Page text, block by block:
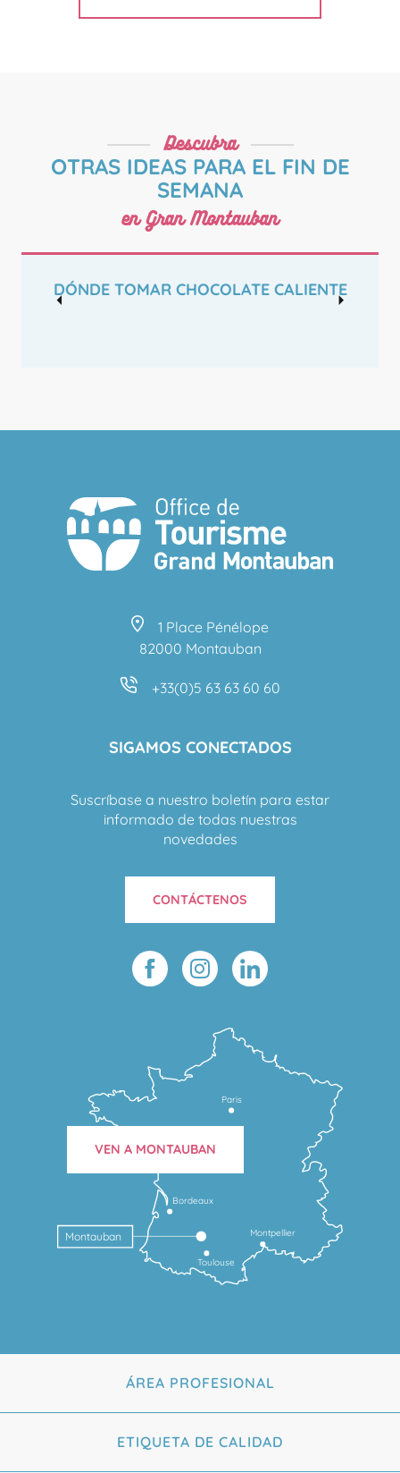
Descubra
OTRAS IDEAS PARA EL FIN DE
SEMANA
en Gran Montauban
DÓNDE TOMAR CHOCOLATE CALIENTE
1 Place Pénélope
82000 Montauban
+33(0)5 63 63 60 60
SIGAMOS CONECTADOS
Suscríbase a nuestro boletín para estar
informado de todas nuestras
novedades
CONTÁCTENOS
Toulouse
Montpellier
Bordeaux
Montauban
Paris
VEN A MONTAUBAN
ÁREA PROFESIONAL
ETIQUETA DE CALIDAD